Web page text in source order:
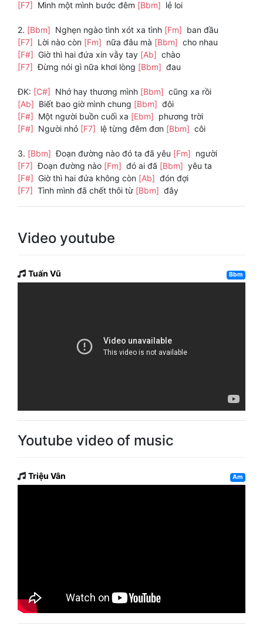
[F7] Mình một mình bước đêm [Bbm] lẻ loi
2. [Bbm] Nghẹn ngào tình xót xa tình [Fm] ban đầu
[F7] Lời nào còn [Fm] nữa đâu mà [Bbm] cho nhau
[F#] Giờ thì hai đứa xin vẫy tay [Ab] chào
[F7] Đừng nói gì nữa khơi lòng [Bbm] đau
ĐK: [C#] Nhớ hay thương mình [Bbm] cũng xa rồi
[Ab] Biết bao giờ mình chung [Bbm] đôi
[F#] Một người buồn cuối xa [Ebm] phương trời
[F#] Người nhỏ [F7] lệ từng đêm đơn [Bbm] côi
3. [Bbm] Đoạn đường nào đó ta đã yêu [Fm] người
[F7] Đoạn đường nào [Fm] đó ai đã [Bbm] yêu ta
[F#] Giờ thì hai đứa không còn [Ab] đón đợi
[F7] Tình mình đã chết thôi từ [Bbm] đây
Video youtube
Tuấn Vũ Bbm
Youtube video of music
Triệu Vân Am